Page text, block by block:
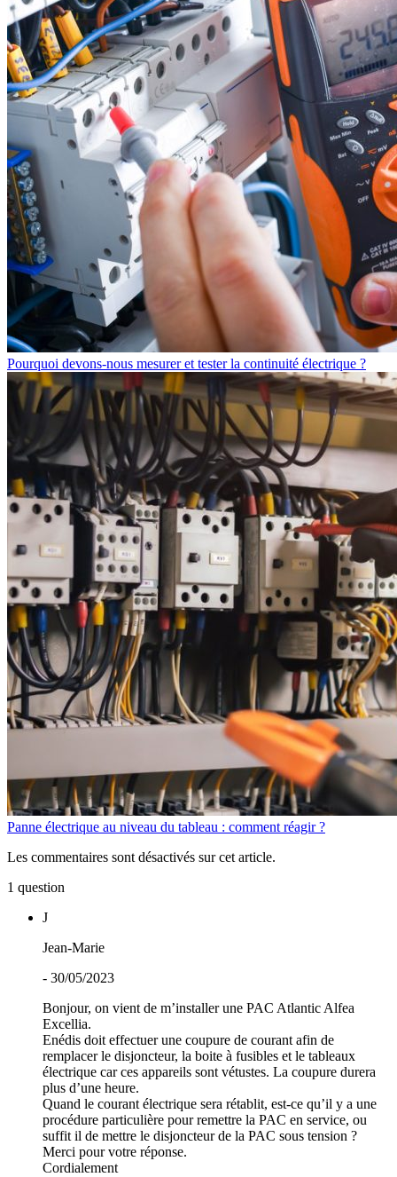
Pourquoi devons-nous mesurer et tester la continuité électrique ?
Panne électrique au niveau du tableau : comment réagir ?
Les commentaires sont désactivés sur cet article.
1 question
J
Jean-Marie
- 30/05/2023
Bonjour, on vient de m’installer une PAC Atlantic Alfea
Excellia.
Enédis doit effectuer une coupure de courant afin de
remplacer le disjoncteur, la boite à fusibles et le tableaux
électrique car ces appareils sont vétustes. La coupure durera
plus d’une heure.
Quand le courant électrique sera rétablit, est-ce qu’il y a une
procédure particulière pour remettre la PAC en service, ou
suffit il de mettre le disjoncteur de la PAC sous tension ?
Merci pour votre réponse.
Cordialement